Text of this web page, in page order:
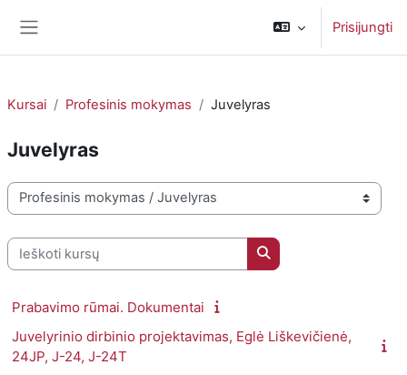
Prisijungti
Kursai Profesinis mokymas Juvelyras
Juvelyras
Kursų kategorijos
Ieškoti kursų
Ieškoti kursų
Prabavimo rūmai. Dokumentai
Juvelyrinio dirbinio projektavimas, Eglė Liškevičienė,
24JP, J-24, J-24T